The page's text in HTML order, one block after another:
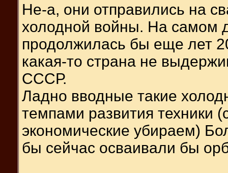
Не-а, они отправились на
холодной войны. На самом
продолжилась бы еще лет
какая-то страна не
СССР.
Ладно вводные такие
темпами развития техники
экономические убираем)
бы сейчас осваивали бы